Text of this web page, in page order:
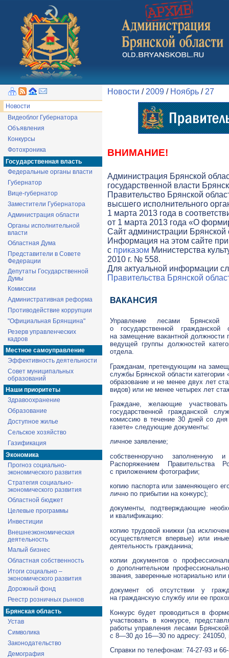
Новости
Видеоблог Губернатора
Объявления
Конкурсы
Фотохроника
Государственная власть
Федеральные органы власти
Губернатор
Вице-губернатор
Заместители Губернатора
Администрация области
Органы исполнительной
власти
Областная Дума
Представители в Совете
Федерации
Депутаты Государственной
Думы
Комиссии
Административная реформа
Противодействие коррупции
"Официальная Брянщина"
Резерв управленческих
кадров
Местное самоуправление
Эффективность деятельности
Совет муниципальных
образований
Наши приоритеты
Здравоохранение
Образование
Доступное жилье
Сельское хозяйство
Газификация
Экономика
Прогноз социально-
экономического развития
Стратегия социально-
экономического развития
Областной бюджет
Целевые программы
Инвестиции
Внешнеэкономическая
деятельность
Малый бизнес
Областная собственность
Итоги социально –
экономического развития
Дорожный фонд
Реестр розничных рынков
Брянская область
Устав
Символика
Законодательство
Демография
Новости / 2009 / Ноябрь / 27
ВНИМАНИЕ!
Администрация Брянской
государственной власти
Правительство Брянской
высшего исполнительного
1 марта 2013 года в
от 1 марта 2013 года «О
Cайт администрации Брянской
Информация на этом сайте
с приказом Министерства
2010 г. № 558.
Для актуальной информации
Правительства Брянской
ВАКАНСИЯ
Управление лесами Брянской
о государственной
на замещение вакантной должности
ведущей группы должностей
отдела.
Гражданам, претендующим на
службы Брянской области
образование и не менее двух лет
видов) или не менее четырех лет
Граждане, желающие
государственной гражданской
комиссию в течение 30 дней со дня
газете» следующие документы:
личное заявление;
собственноручно
Распоряжением
с приложением фотографии;
копию паспорта или заменяющего
лично по прибытии на конкурс);
документы, подтверждающие
и квалификацию:
копию трудовой книжки (за
осуществляется впервые) или
деятельность гражданина;
копии документов о
о дополнительном
звания, заверенные нотариально
документ об отсутствии у
на гражданскую службу или ее
Конкурс будет проводиться в
участвовать в конкурсе,
работы управления лесами
с 8—30 до 16—30 по адресу:
Справки по телефонам: 74-27-93 и